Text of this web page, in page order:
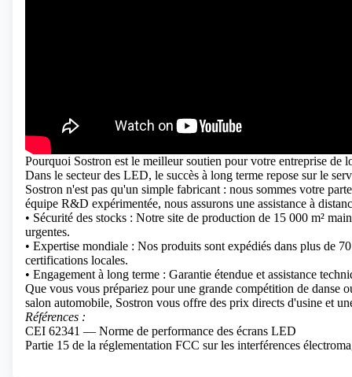
Pourquoi Sostron est le meilleur soutien pour votre entreprise de
Dans le secteur des LED, le succès à long terme repose sur le
Sostron n'est pas qu'un simple fabricant : nous sommes votre
équipe R&D expérimentée, nous assurons une assistance à
• Sécurité des stocks : Notre site de production de 15 000 m²
urgentes.
• Expertise mondiale : Nos produits sont expédiés dans plus de
certifications locales.
• Engagement à long terme : Garantie étendue et assistance
Que vous vous prépariez pour une grande compétition de danse
salon automobile, Sostron vous offre des prix directs d'usine et
Références :
CEI 62341 — Norme de performance des écrans LED
Partie 15 de la réglementation FCC sur les interférences